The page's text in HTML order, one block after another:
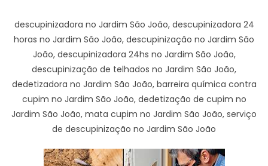
descupinizadora no Jardim São João, descupinizadora 24
horas no Jardim São João, descupinização no Jardim São
João, descupinizadora 24hs no Jardim São João,
descupinização de telhados no Jardim São João,
dedetizadora no Jardim São João, barreira química contra
cupim no Jardim São João, dedetização de cupim no
Jardim São João, mata cupim no Jardim São João, serviço
de descupinização no Jardim São João